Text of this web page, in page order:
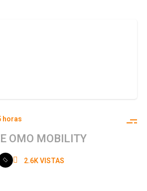
horas
OMO MOBILITY
2.6K VISTAS